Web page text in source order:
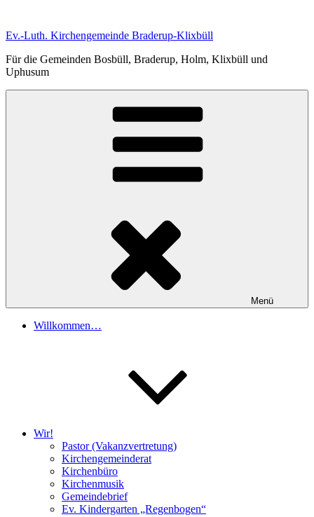
springen
Ev.-Luth. Kirchengemeinde Braderup-Klixbüll
Für die Gemeinden Bosbüll, Braderup, Holm, Klixbüll und
Uphusum
Menü
Willkommen…
Wir!
Pastor (Vakanzvertretung)
Kirchengemeinderat
Kirchenbüro
Kirchenmusik
Gemeindebrief
Ev. Kindergarten „Regenbogen“